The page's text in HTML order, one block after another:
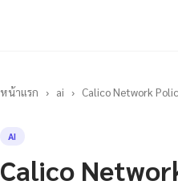
หน้าแรก › ai › Calico Network
AI
Calico